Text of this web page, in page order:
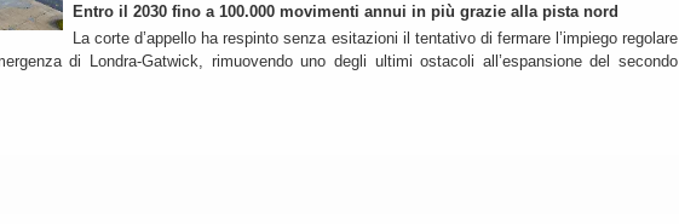
Entro il 2030 fino a 100.000 movimenti annui in più grazie alla pista nord
La corte d’appello ha respinto senza esitazioni il tentativo di fermare l’impiego regolare
di Londra-Gatwick, rimuovendo uno degli ultimi ostacoli all’espansione del secondo